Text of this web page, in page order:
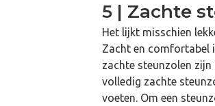
5 | Zachte
Het lijkt misschien
Zacht en comfortabel
zachte steunzolen
volledig zachte
voeten. Om een